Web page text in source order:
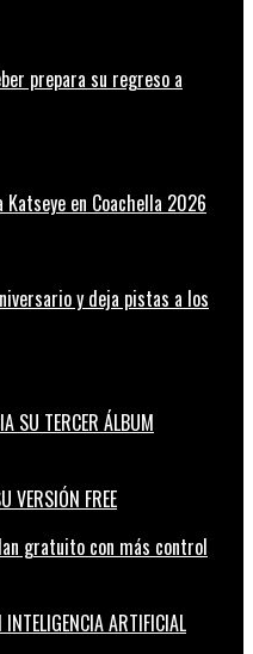
prepara su regreso a
en Coachella 2026
y deja pistas a los
SU TERCER ÁLBUM
gratuito con más control